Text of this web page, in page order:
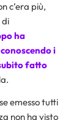
c’era più,
di
ha
i
fatto
emesso tutti
non ha visto